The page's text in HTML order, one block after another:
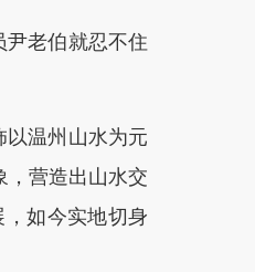
老伯就忍不住
温州山水为元
，营造出山水交
如今实地切身